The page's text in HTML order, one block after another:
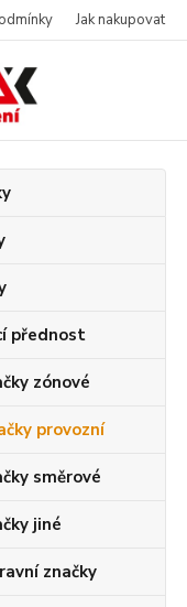
Jak nakupovat
přednost
zónové
provozní
směrové
jiné
značky